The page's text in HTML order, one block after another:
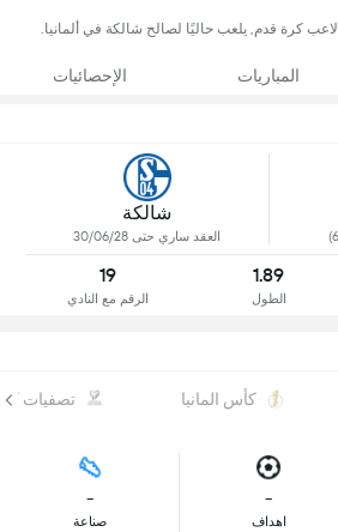
المباريات الإحصائيات
شالكة
العقد ساري حتى 30/06/28
1.89
الطول
19
الرقم مع النادي
كأس المانيا تصفيات
-
اهداف
-
صناعة